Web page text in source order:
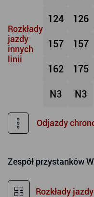
Rozkłady
jazdy
innych
linii
124 126
157 157
162 175
N3 N3
Odjazdy
Zespół przystanków
Rozkłady